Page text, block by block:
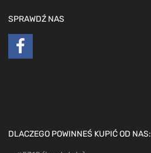
SPRAWDŹ NAS
DLACZEGO POWINNEŚ KUPIĆ OD NAS: